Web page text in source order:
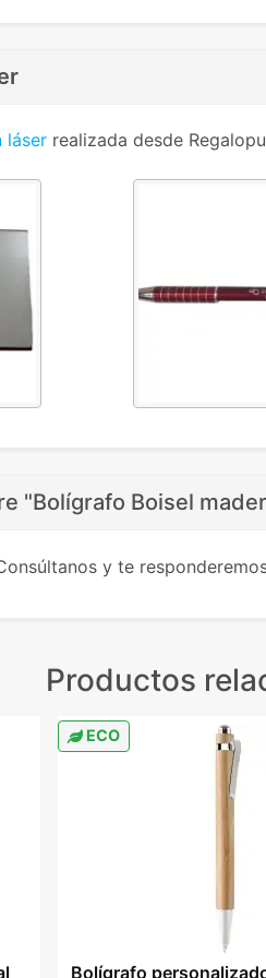
láser realizada desde
"Bolígrafo Boisel
y te
Productos
ECO
Bolígrafo